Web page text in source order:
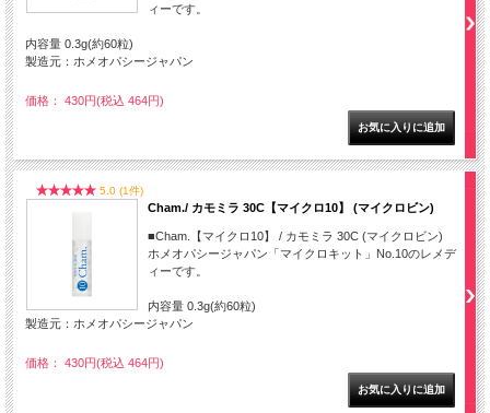
ィーです。
内容量 0.3g(約60粒)
製造元：ホメオパシージャパン
価格： 430円(税込 464円)
5.0 (1件)
Cham./ カモミラ 30C【マイクロ10】 (マイクロビン)
■Cham.【マイクロ10】 / カモミラ 30C (マイクロビン)
ホメオパシージャパン「マイクロキット」No.10のレメデ
ィーです。
内容量 0.3g(約60粒)
製造元：ホメオパシージャパン
価格： 430円(税込 464円)